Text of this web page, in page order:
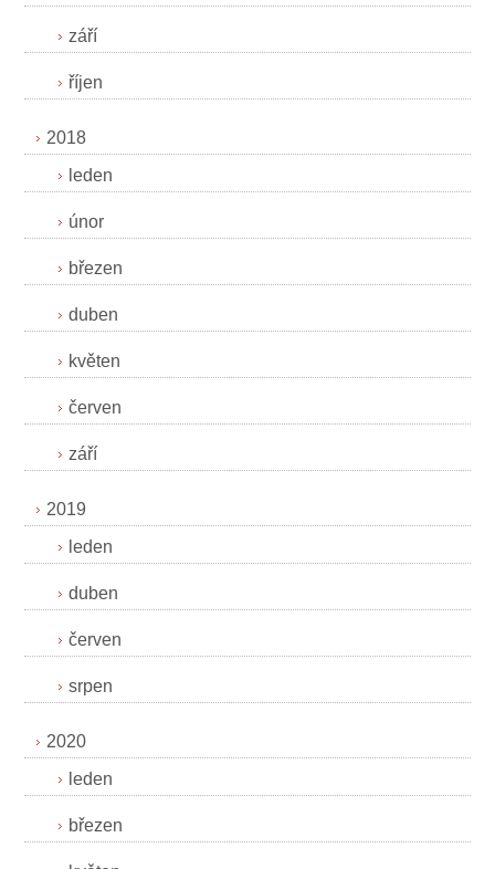
září
říjen
2018
leden
únor
březen
duben
květen
červen
září
2019
leden
duben
červen
srpen
2020
leden
březen